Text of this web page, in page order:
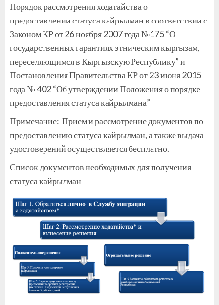
Порядок рассмотрения ходатайства о
предоставлении статуса кайрылман в соответствии с
Законом КР от 26 ноября 2007 года №175 “О
государственных гарантиях этническим кыргызам,
переселяющимся в Кыргызскую Республику” и
Постановления Правительства КР от 23 июня 2015
года № 402 “Об утверждении Положения о порядке
предоставления статуса кайрылмана”
Примечание: Прием и рассмотрение документов по
предоставлению статуса кайрылман, а также выдача
удостоверений осуществляется бесплатно.
Список документов необходимых для получения
статуса кайрылман